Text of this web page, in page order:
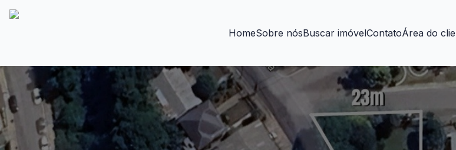
HomeSobre nósBuscar imóvelContatoÁrea do